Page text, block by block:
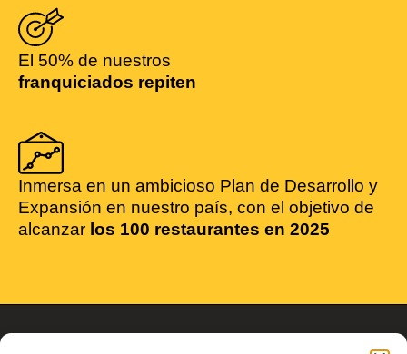
El 50% de nuestros
franquiciados repiten
Inmersa en un ambicioso Plan de Desarrollo y
Expansión en nuestro país, con el objetivo de
alcanzar los 100 restaurantes en 2025